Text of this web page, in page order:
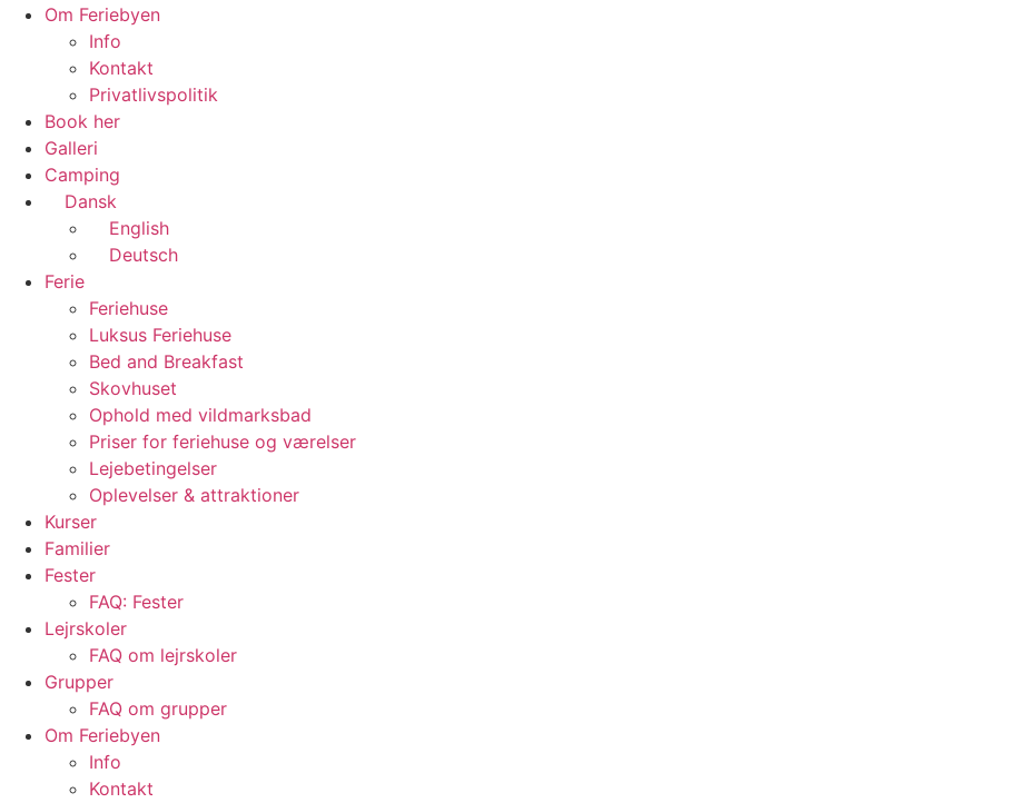
Om Feriebyen
Info
Kontakt
Privatlivspolitik
Book her
Galleri
Camping
Dansk
English
Deutsch
Ferie
Feriehuse
Luksus Feriehuse
Bed and Breakfast
Skovhuset
Ophold med vildmarksbad
Priser for feriehuse og værelser
Lejebetingelser
Oplevelser & attraktioner
Kurser
Familier
Fester
FAQ: Fester
Lejrskoler
FAQ om lejrskoler
Grupper
FAQ om grupper
Om Feriebyen
Info
Kontakt